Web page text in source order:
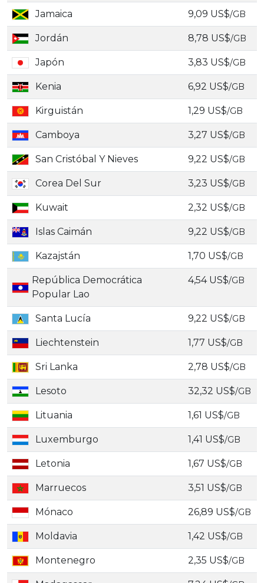
Jamaica 9,09 US$/GB
Jordán 8,78 US$/GB
Japón 3,83 US$/GB
Kenia 6,92 US$/GB
Kirguistán 1,29 US$/GB
Camboya 3,27 US$/GB
San Cristóbal Y Nieves 9,22 US$/GB
Corea Del Sur 3,23 US$/GB
Kuwait 2,32 US$/GB
Islas Caimán 9,22 US$/GB
Kazajstán 1,70 US$/GB
República Democrática
Popular Lao
4,54 US$/GB
Santa Lucía 9,22 US$/GB
Liechtenstein 1,77 US$/GB
Sri Lanka 2,78 US$/GB
Lesoto 32,32 US$/GB
Lituania 1,61 US$/GB
Luxemburgo 1,41 US$/GB
Letonia 1,67 US$/GB
Marruecos 3,51 US$/GB
Mónaco 26,89 US$/GB
Moldavia 1,42 US$/GB
Montenegro 2,35 US$/GB